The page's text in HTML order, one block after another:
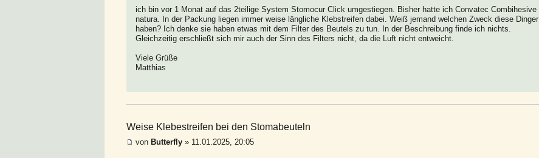
ich bin vor 1 Monat auf das 2teilige System Stomocur Click umgestiegen. Bisher hatte ich Convatec Combihesive
natura. In der Packung liegen immer weise längliche Klebstreifen dabei. Weiß jemand welchen Zweck diese Dinger
haben? Ich denke sie haben etwas mit dem Filter des Beutels zu tun. In der Beschreibung finde ich nichts.
Gleichzeitig erschließt sich mir auch der Sinn des Filters nicht, da die Luft nicht entweicht.
Viele Grüße
Matthias
Weise Klebestreifen bei den Stomabeuteln
von Butterfly » 11.01.2025, 20:05